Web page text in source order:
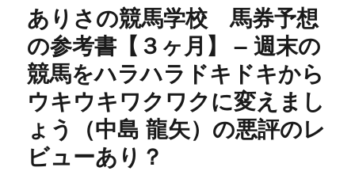
ありさの競馬学校 馬券予想
の参考書【３ヶ月】 – 週末の
競馬をハラハラドキドキから
ウキウキワクワクに変えまし
ょう（中島 龍矢）の悪評のレ
ビューあり？